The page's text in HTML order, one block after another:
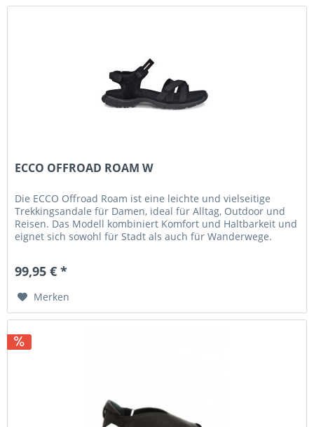
ECCO OFFROAD ROAM W
Die ECCO Offroad Roam ist eine leichte und vielseitige
Trekkingsandale für Damen, ideal für Alltag, Outdoor und
Reisen. Das Modell kombiniert Komfort und Haltbarkeit und
eignet sich sowohl für Stadt als auch für Wanderwege.
99,95 € *
Merken